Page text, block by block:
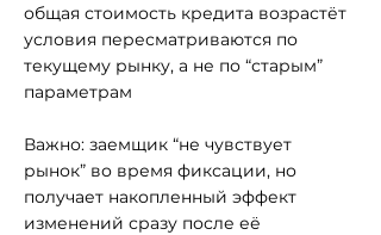
общая стоимость кредита возрастёт
условия пересматриваются по
текущему рынку, а не по “старым”
параметрам
Важно: заемщик “не чувствует
рынок” во время фиксации, но
получает накопленный эффект
изменений сразу после её